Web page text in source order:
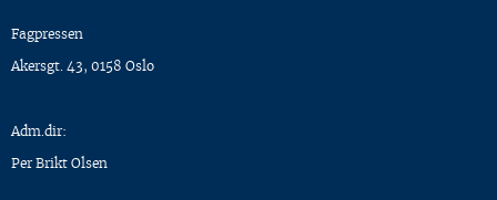
Fagpressen
Akersgt. 43, 0158 Oslo
Adm.dir:
Per Brikt Olsen